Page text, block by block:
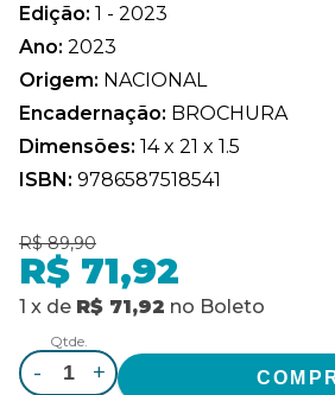
Edição: 1 - 2023
Ano: 2023
Origem: NACIONAL
Encadernação: BROCHURA
Dimensões: 14 x 21 x 1.5
ISBN: 9786587518541
R$ 89,90
R$ 71,92
1 x de R$ 71,92 no Boleto
Qtde.
- +